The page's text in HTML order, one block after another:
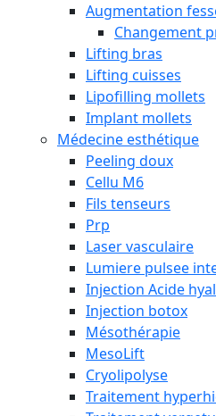
Augmentation
Changement
Lifting bras
Lifting cuisses
Lipofilling mollets
Implant mollets
Médecine esthétique
Peeling doux
Cellu M6
Fils tenseurs
Prp
Laser vasculaire
Lumiere pulsee
Injection Acide
Injection botox
Mésothérapie
MesoLift
Cryolipolyse
Traitement